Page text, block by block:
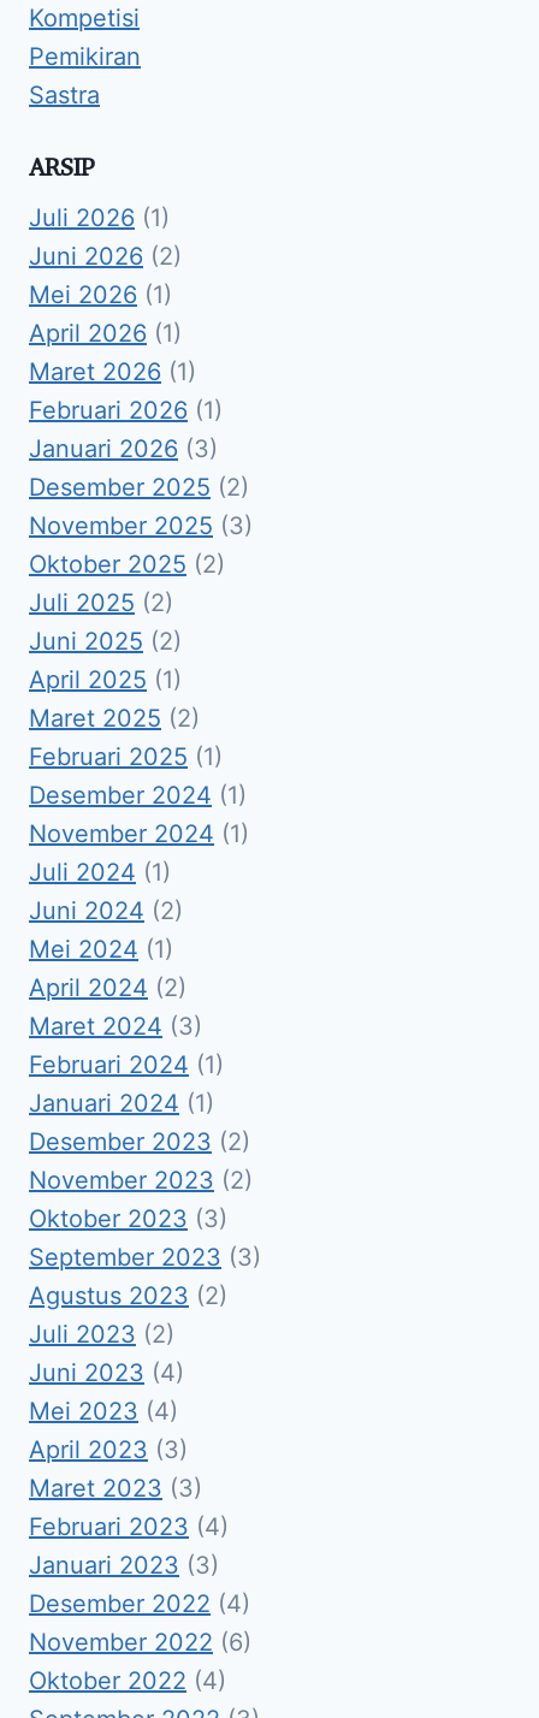
Kompetisi
Pemikiran
Sastra
ARSIP
Juli 2026 (1)
Juni 2026 (2)
Mei 2026 (1)
April 2026 (1)
Maret 2026 (1)
Februari 2026 (1)
Januari 2026 (3)
Desember 2025 (2)
November 2025 (3)
Oktober 2025 (2)
Juli 2025 (2)
Juni 2025 (2)
April 2025 (1)
Maret 2025 (2)
Februari 2025 (1)
Desember 2024 (1)
November 2024 (1)
Juli 2024 (1)
Juni 2024 (2)
Mei 2024 (1)
April 2024 (2)
Maret 2024 (3)
Februari 2024 (1)
Januari 2024 (1)
Desember 2023 (2)
November 2023 (2)
Oktober 2023 (3)
September 2023 (3)
Agustus 2023 (2)
Juli 2023 (2)
Juni 2023 (4)
Mei 2023 (4)
April 2023 (3)
Maret 2023 (3)
Februari 2023 (4)
Januari 2023 (3)
Desember 2022 (4)
November 2022 (6)
Oktober 2022 (4)